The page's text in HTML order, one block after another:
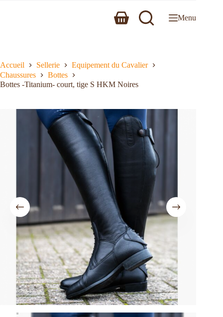
Menu
Accueil Sellerie
Equipement du Cavalier
Chaussures
Bottes
Bottes -Titanium- court, tige S HKM Noires